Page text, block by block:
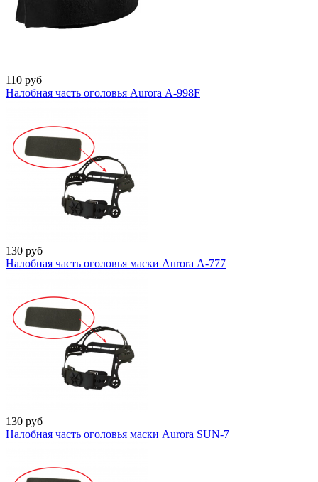
110 руб
Налобная часть оголовья Aurora А-998F
130 руб
Налобная часть оголовья маски Aurora А-777
130 руб
Налобная часть оголовья маски Aurora SUN-7